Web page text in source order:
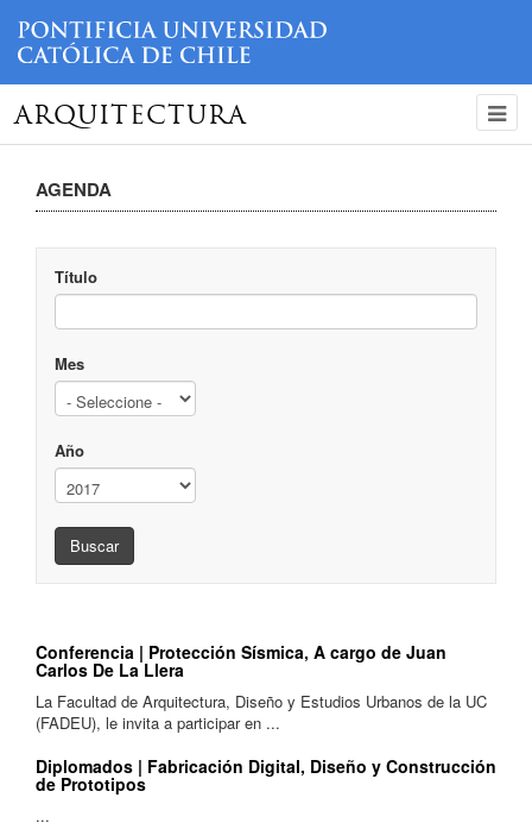
ARQUITECTURA
AGENDA
Título
Mes
Año
Buscar
Conferencia | Protección Sísmica, A cargo de Juan
Carlos De La Llera
La Facultad de Arquitectura, Diseño y Estudios Urbanos de la UC
(FADEU), le invita a participar en ...
Diplomados | Fabricación Digital, Diseño y Construcción
de Prototipos
...